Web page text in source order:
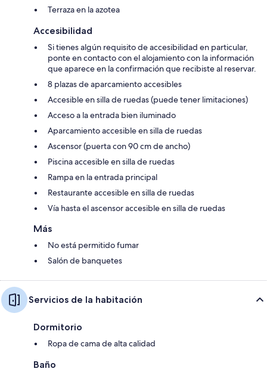
Terraza en la azotea
Accesibilidad
Si tienes algún requisito de accesibilidad en particular,
ponte en contacto con el alojamiento con la información
que aparece en la confirmación que recibiste al reservar.
8 plazas de aparcamiento accesibles
Accesible en silla de ruedas (puede tener limitaciones)
Acceso a la entrada bien iluminado
Aparcamiento accesible en silla de ruedas
Ascensor (puerta con 90 cm de ancho)
Piscina accesible en silla de ruedas
Rampa en la entrada principal
Restaurante accesible en silla de ruedas
Vía hasta el ascensor accesible en silla de ruedas
Más
No está permitido fumar
Salón de banquetes
Servicios de la habitación
Dormitorio
Ropa de cama de alta calidad
Baño